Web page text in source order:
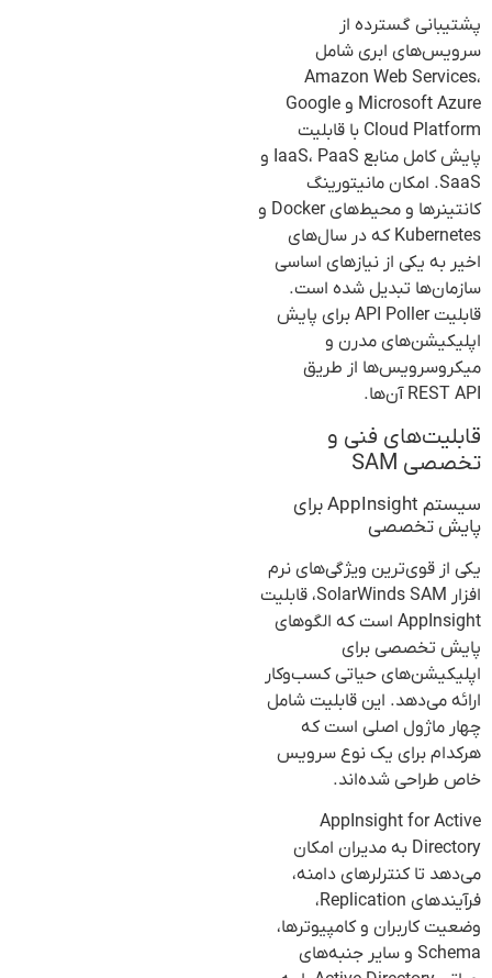
پشتیبانی گسترده از
سرویس‌های ابری شامل
Amazon Web Services،
Microsoft Azure و Google
Cloud Platform با قابلیت
پایش کامل منابع IaaS، PaaS و
SaaS. امکان مانیتورینگ
کانتینرها و محیط‌های Docker و
Kubernetes که در سال‌های
اخیر به یکی از نیازهای اساسی
سازمان‌ها تبدیل شده است.
قابلیت API Poller برای پایش
اپلیکیشن‌های مدرن و
میکروسرویس‌ها از طریق
REST API آن‌ها.
قابلیت‌های فنی و
تخصصی SAM
سیستم AppInsight برای
پایش تخصصی
یکی از قوی‌ترین ویژگی‌های نرم
افزار SolarWinds SAM، قابلیت
AppInsight است که الگوهای
پایش تخصصی برای
اپلیکیشن‌های حیاتی کسب‌وکار
ارائه می‌دهد. این قابلیت شامل
چهار ماژول اصلی است که
هرکدام برای یک نوع سرویس
خاص طراحی شده‌اند.
AppInsight for Active
Directory به مدیران امکان
می‌دهد تا کنترلرهای دامنه،
فرآیندهای Replication،
وضعیت کاربران و کامپیوترها،
Schema و سایر جنبه‌های